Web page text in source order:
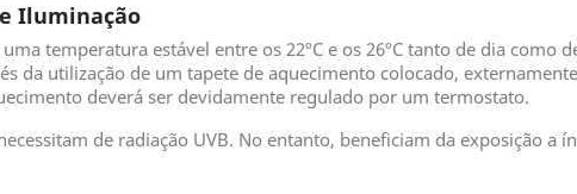
Iluminação
temperatura estável entre os 22ºC e os 26ºC tanto de dia
da utilização de um tapete de aquecimento colocado,
deverá ser devidamente regulado por um termostato.
de radiação UVB. No entanto, beneficiam da exposição a